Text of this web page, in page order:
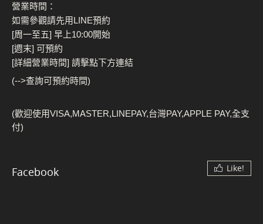
營業時間：
如需參觀請先用LINE預約
[周一至五] 早上10:00開始
[週末] 可預約
[詳細營業時間] 請擊點下方連結
(-->查詢可預約時間)
(歡迎使用VISA,MASTER,LINEPAY,台灣PAY,APPLE PAY,全支
付)
Facebook Like!